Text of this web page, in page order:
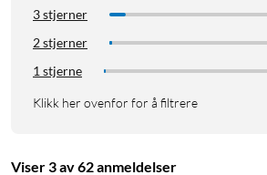
3 stjerner
2 stjerner
1 stjerne
Klikk her ovenfor for å filtrere
Viser 3 av 62 anmeldelser